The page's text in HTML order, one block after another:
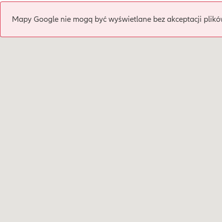
Mapy Google nie mogą być wyświetlane bez akceptacji